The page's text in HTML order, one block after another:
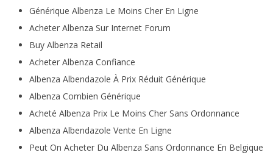
Générique Albenza Le Moins Cher En Ligne
Acheter Albenza Sur Internet Forum
Buy Albenza Retail
Acheter Albenza Confiance
Albenza Albendazole À Prix Réduit Générique
Albenza Combien Générique
Acheté Albenza Prix Le Moins Cher Sans Ordonnance
Albenza Albendazole Vente En Ligne
Peut On Acheter Du Albenza Sans Ordonnance En Belgique